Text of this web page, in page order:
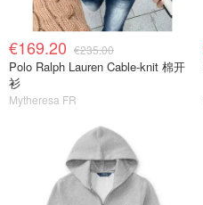
€169.20 €235.00
Polo Ralph Lauren Cable-knit 棉开
衫
Mytheresa FR